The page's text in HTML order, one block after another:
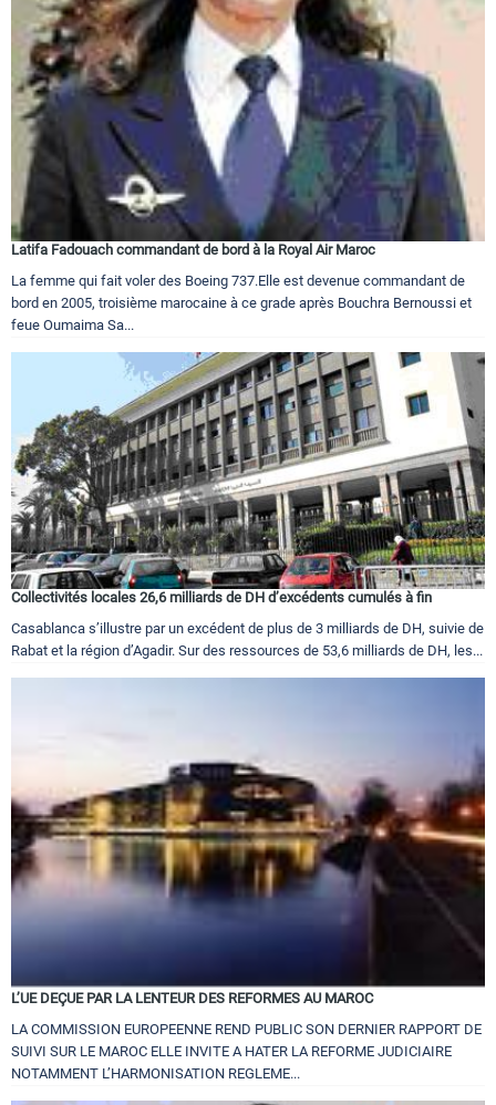
Latifa Fadouach commandant de bord à la Royal Air Maroc
La femme qui fait voler des Boeing 737.Elle est devenue commandant de
bord en 2005, troisième marocaine à ce grade après Bouchra Bernoussi et
feue Oumaima Sa...
Collectivités locales 26,6 milliards de DH d’excédents cumulés à fin
Casablanca s’illustre par un excédent de plus de 3 milliards de DH, suivie de
Rabat et la région d’Agadir. Sur des ressources de 53,6 milliards de DH, les...
L’UE DEÇUE PAR LA LENTEUR DES REFORMES AU MAROC
LA COMMISSION EUROPEENNE REND PUBLIC SON DERNIER RAPPORT DE
SUIVI SUR LE MAROC ELLE INVITE A HATER LA REFORME JUDICIAIRE
NOTAMMENT L’HARMONISATION REGLEME...